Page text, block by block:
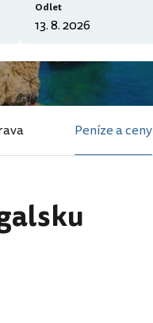
Odlet
Peníze a ceny